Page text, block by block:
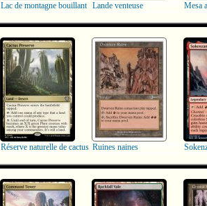
Lac de montagne bouillant Lande venteuse Mesa
Réserve naturelle de cactus Ruines naines